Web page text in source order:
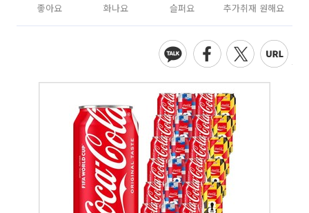
좋아요 화나요 슬퍼요 추가취재 원해요